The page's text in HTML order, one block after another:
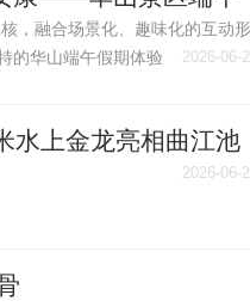
，融合场景化、趣味化的互动形
的华山端午假期体验
2026-06-
水上金龙亮相曲江池
2026-06-